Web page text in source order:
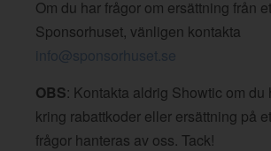
Om du har frågor om ersättning från
Sponsorhuset, vänligen kontakta
info@sponsorhuset.se
OBS: Kontakta aldrig Showtic om du
kring rabattkoder eller ersättning på
frågor hanteras av oss. Tack!